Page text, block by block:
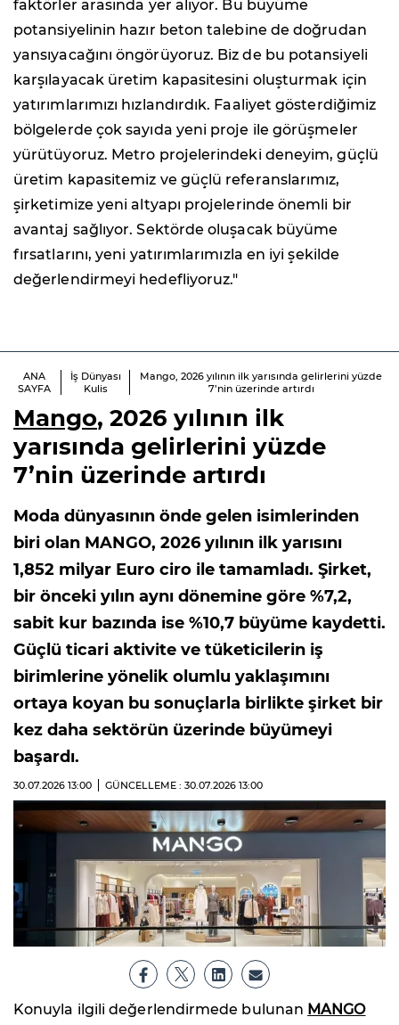
faktörler arasında yer alıyor. Bu büyüme
potansiyelinin hazır beton talebine de doğrudan
yansıyacağını öngörüyoruz. Biz de bu potansiyeli
karşılayacak üretim kapasitesini oluşturmak için
yatırımlarımızı hızlandırdık. Faaliyet gösterdiğimiz
bölgelerde çok sayıda yeni proje ile görüşmeler
yürütüyoruz. Metro projelerindeki deneyim, güçlü
üretim kapasitemiz ve güçlü referanslarımız,
şirketimize yeni altyapı projelerinde önemli bir
avantaj sağlıyor. Sektörde oluşacak büyüme
fırsatlarını, yeni yatırımlarımızla en iyi şekilde
değerlendirmeyi hedefliyoruz."
ANA
SAYFA
İş Dünyası
Kulis
Mango, 2026 yılının ilk yarısında gelirlerini yüzde
7’nin üzerinde artırdı
Mango, 2026 yılının ilk
yarısında gelirlerini yüzde
7’nin üzerinde artırdı
Moda dünyasının önde gelen isimlerinden
biri olan MANGO, 2026 yılının ilk yarısını
1,852 milyar Euro ciro ile tamamladı. Şirket,
bir önceki yılın aynı dönemine göre %7,2,
sabit kur bazında ise %10,7 büyüme kaydetti.
Güçlü ticari aktivite ve tüketicilerin iş
birimlerine yönelik olumlu yaklaşımını
ortaya koyan bu sonuçlarla birlikte şirket bir
kez daha sektörün üzerinde büyümeyi
başardı.
30.07.2026 13:00 GÜNCELLEME : 30.07.2026 13:00
Konuyla ilgili değerlendirmede bulunan MANGO